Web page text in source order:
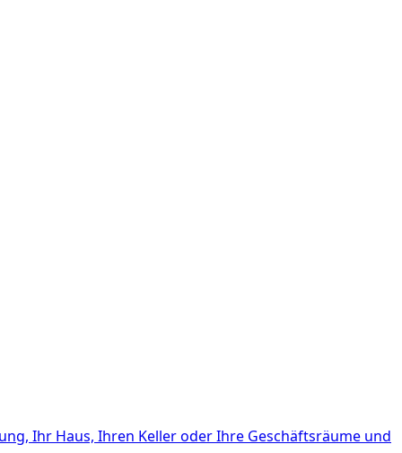
Ihr Haus, Ihren Keller oder Ihre Geschäftsräume und